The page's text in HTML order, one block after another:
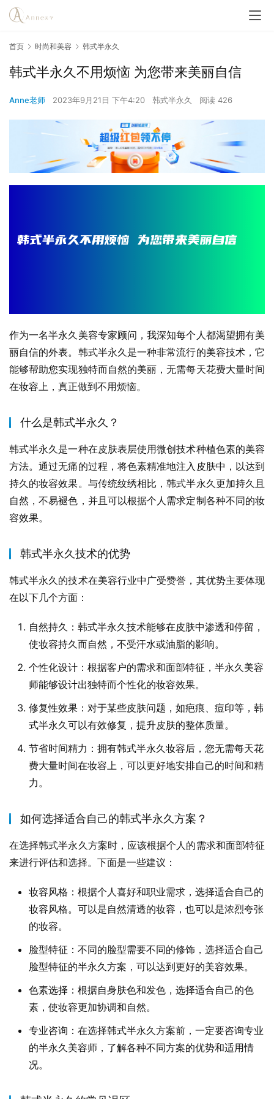
首页 时尚和美容 韩式半永久
韩式半永久不用烦恼 为您带来美丽自信
Anne老师 2023年9月21日 下午4:20 韩式半永久 阅读 426
作为一名半永久美容专家顾问，我深知每个人都渴望拥有美
丽自信的外表。韩式半永久是一种非常流行的美容技术，它
能够帮助您实现独特而自然的美丽，无需每天花费大量时间
在妆容上，真正做到不用烦恼。
什么是韩式半永久？
韩式半永久是一种在皮肤表层使用微创技术种植色素的美容
方法。通过无痛的过程，将色素精准地注入皮肤中，以达到
持久的妆容效果。与传统纹绣相比，韩式半永久更加持久且
自然，不易褪色，并且可以根据个人需求定制各种不同的妆
容效果。
韩式半永久技术的优势
韩式半永久的技术在美容行业中广受赞誉，其优势主要体现
在以下几个方面：
自然持久：韩式半永久技术能够在皮肤中渗透和停留，
使妆容持久而自然，不受汗水或油脂的影响。
个性化设计：根据客户的需求和面部特征，半永久美容
师能够设计出独特而个性化的妆容效果。
修复性效果：对于某些皮肤问题，如疤痕、痘印等，韩
式半永久可以有效修复，提升皮肤的整体质量。
节省时间精力：拥有韩式半永久妆容后，您无需每天花
费大量时间在妆容上，可以更好地安排自己的时间和精
力。
如何选择适合自己的韩式半永久方案？
在选择韩式半永久方案时，应该根据个人的需求和面部特征
来进行评估和选择。下面是一些建议：
妆容风格：根据个人喜好和职业需求，选择适合自己的
妆容风格。可以是自然清透的妆容，也可以是浓烈夸张
的妆容。
脸型特征：不同的脸型需要不同的修饰，选择适合自己
脸型特征的半永久方案，可以达到更好的美容效果。
色素选择：根据自身肤色和发色，选择适合自己的色
素，使妆容更加协调和自然。
专业咨询：在选择韩式半永久方案前，一定要咨询专业
的半永久美容师，了解各种不同方案的优势和适用情
况。